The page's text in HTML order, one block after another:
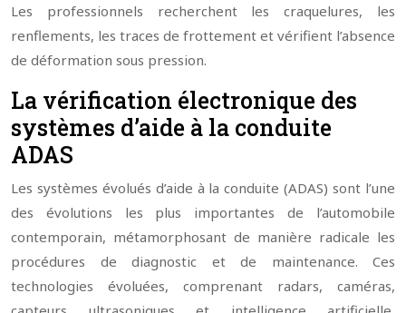
Les professionnels recherchent les craquelures, les
renflements, les traces de frottement et vérifient l’absence
de déformation sous pression.
La vérification électronique des
systèmes d’aide à la conduite
ADAS
Les systèmes évolués d’aide à la conduite (ADAS) sont l’une
des évolutions les plus importantes de l’automobile
contemporain, métamorphosant de manière radicale les
procédures de diagnostic et de maintenance. Ces
technologies évoluées, comprenant radars, caméras,